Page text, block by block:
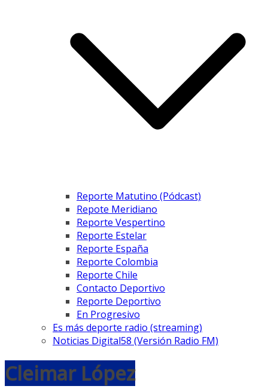
Reporte Matutino (Pódcast)
Repote Meridiano
Reporte Vespertino
Reporte Estelar
Reporte España
Reporte Colombia
Reporte Chile
Contacto Deportivo
Reporte Deportivo
En Progresivo
Es más deporte radio (streaming)
Noticias Digital58 (Versión Radio FM)
Cleimar López